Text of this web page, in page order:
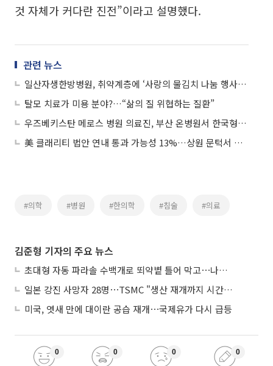
것 자체가 커다란 진전”이라고 설명했다.
관련 뉴스
일산자생한방병원, 취약계층에 ‘사랑의 물김치 나눔 행사’ 진행
탈모 치료가 미용 분야?…“삶의 질 위협하는 질환”
우즈베키스탄 메로스 병원 의료진, 부산 온병원서 한국형 진료 시스템 연수
美 클래리티 법안 연내 통과 가능성 13%…상원 문턱서 제동
#의학 #병원 #한의학 #침술 #의료
김준형 기자의 주요 뉴스
초대형 자동 파라솔 수백개로 뙤약볕 틀어 막고⋯나라별 폭염 생존법
일본 강진 사망자 28명⋯TSMC "생산 재개까지 시간 필요해"
미국, 엿새 만에 대이란 공습 재개⋯국제유가 다시 급등
0 0 0 0